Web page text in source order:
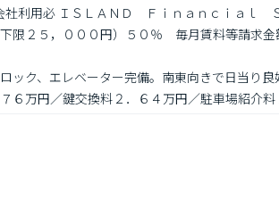
社利用必 ＩＳＬＡＮＤ　Ｆｉｎａｎｃｉａｌ
限２５，０００円）５０％　毎月賃料等請求
ック、エレベーター完備。南東向きで日当り
６万円／鍵交換料２．６４万円／駐車場紹介